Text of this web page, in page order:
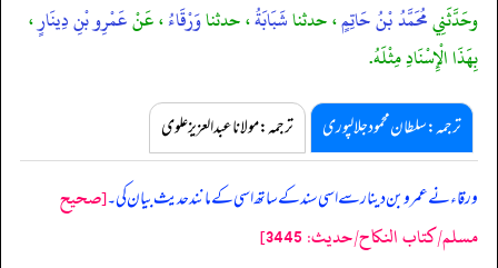
وحَدَّثَنِيمُحَمَّدُ بْنُ حَاتِمٍ، حدثناشَبَابَةُ، حدثناوَرْقَاءُ، عَنْعَمْرِو بْنِ دِينَارٍ،
بِهَذَا الْإِسْنَادِ مِثْلَهُ.
ترجمہ:سلطان محمود جلالپوری ترجمہ:مولانا عبدالعزیز علوی
ورقاء نے عمرو بن دینار سے اسی سند کے ساتھ اسی کے مانند حدیث بیان کی۔[صحيح
مسلم/كتاب النكاح/حدیث: 3445]